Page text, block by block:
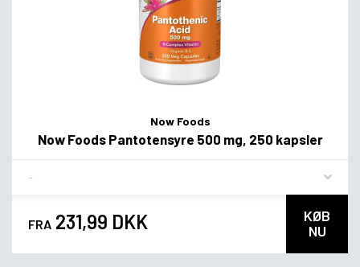
Now Foods
Now Foods Pantotensyre 500 mg, 250 kapsler
FRA 231,99 DKK
KØB
NU